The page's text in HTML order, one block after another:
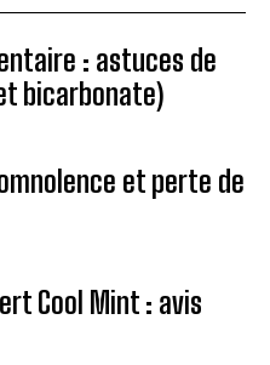
: astuces de
bicarbonate)
et perte de
Cool Mint : avis